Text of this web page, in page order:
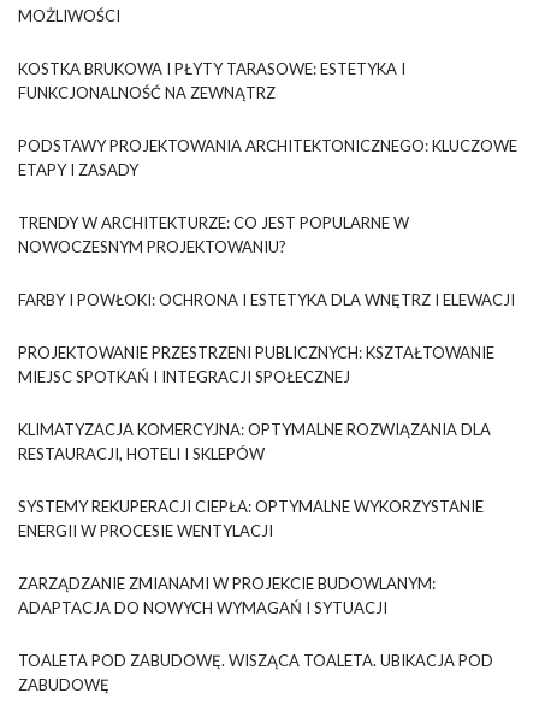
MOŻLIWOŚCI
KOSTKA BRUKOWA I PŁYTY TARASOWE: ESTETYKA I
FUNKCJONALNOŚĆ NA ZEWNĄTRZ
PODSTAWY PROJEKTOWANIA ARCHITEKTONICZNEGO: KLUCZOWE
ETAPY I ZASADY
TRENDY W ARCHITEKTURZE: CO JEST POPULARNE W
NOWOCZESNYM PROJEKTOWANIU?
FARBY I POWŁOKI: OCHRONA I ESTETYKA DLA WNĘTRZ I ELEWACJI
PROJEKTOWANIE PRZESTRZENI PUBLICZNYCH: KSZTAŁTOWANIE
MIEJSC SPOTKAŃ I INTEGRACJI SPOŁECZNEJ
KLIMATYZACJA KOMERCYJNA: OPTYMALNE ROZWIĄZANIA DLA
RESTAURACJI, HOTELI I SKLEPÓW
SYSTEMY REKUPERACJI CIEPŁA: OPTYMALNE WYKORZYSTANIE
ENERGII W PROCESIE WENTYLACJI
ZARZĄDZANIE ZMIANAMI W PROJEKCIE BUDOWLANYM:
ADAPTACJA DO NOWYCH WYMAGAŃ I SYTUACJI
TOALETA POD ZABUDOWĘ. WISZĄCA TOALETA. UBIKACJA POD
ZABUDOWĘ